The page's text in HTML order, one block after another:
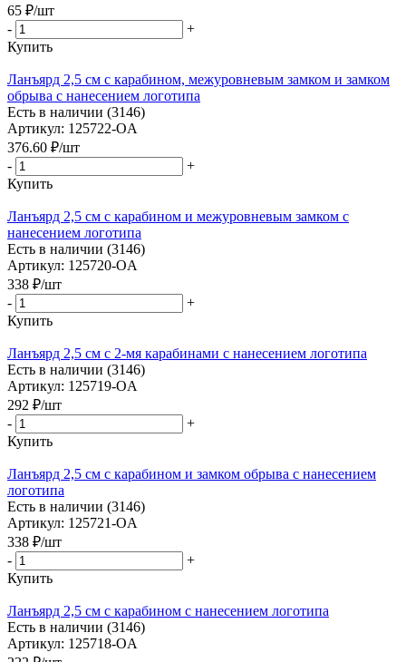
65 ₽/шт
-
+
Купить
Ланъярд 2,5 см с карабином, межуровневым замком и замком
обрыва с нанесением логотипа
Есть в наличии (3146)
Артикул: 125722-OA
376.60 ₽/шт
-
+
Купить
Ланъярд 2,5 см с карабином и межуровневым замком с
нанесением логотипа
Есть в наличии (3146)
Артикул: 125720-OA
338 ₽/шт
-
+
Купить
Ланъярд 2,5 см с 2-мя карабинами с нанесением логотипа
Есть в наличии (3146)
Артикул: 125719-OA
292 ₽/шт
-
+
Купить
Ланъярд 2,5 см с карабином и замком обрыва с нанесением
логотипа
Есть в наличии (3146)
Артикул: 125721-OA
338 ₽/шт
-
+
Купить
Ланъярд 2,5 см с карабином с нанесением логотипа
Есть в наличии (3146)
Артикул: 125718-OA